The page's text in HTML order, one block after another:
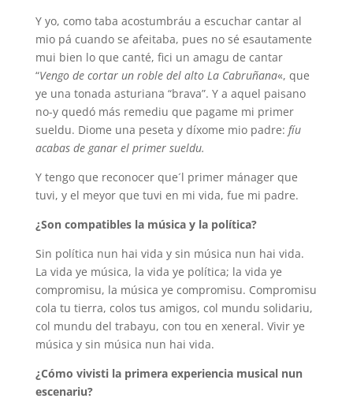
Y yo, como taba acostumbráu a escuchar cantar al
mio pá cuando se afeitaba, pues no sé esautamente
mui bien lo que canté, fici un amagu de cantar
“Vengo de cortar un roble del alto La Cabruñana«, que
ye una tonada asturiana “brava”. Y a aquel paisano
no-y quedó más remediu que pagame mi primer
sueldu. Diome una peseta y díxome mio padre: fíu
acabas de ganar el primer sueldu.
Y tengo que reconocer que´l primer mánager que
tuvi, y el meyor que tuvi en mi vida, fue mi padre.
¿Son compatibles la música y la política?
Sin política nun hai vida y sin música nun hai vida.
La vida ye música, la vida ye política; la vida ye
compromisu, la música ye compromisu. Compromisu
cola tu tierra, colos tus amigos, col mundu solidariu,
col mundu del trabayu, con tou en xeneral. Vivir ye
música y sin música nun hai vida.
¿Cómo vivisti la primera experiencia musical nun
escenariu?